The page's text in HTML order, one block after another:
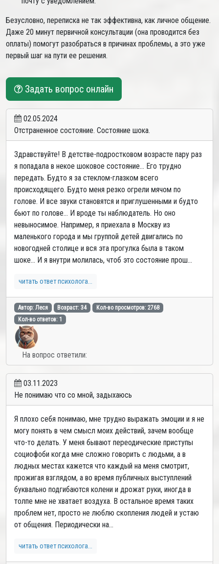
Безусловно, переписка не так эффективна, как личное общение.
Даже 20 минут первичной консультации (она проводится без
оплаты) помогут разобраться в причинах проблемы, а это уже
первый шаг на пути ее решения.
Задать вопрос онлайн
02.05.2024
Отстраненное состояние. Состояние шока.
Здравствуйте! В детстве-подростковом возрасте пару раз
я попадала в некое шоковое состояние... Его трудно
передать. Будто я за стеклом-глазком всего
происходящего. Будто меня резко огрели мячом по
голове. И все звуки становятся и приглушенными и будто
бьют по голове... И вроде ты наблюдатель. Но оно
невыносимое. Например, я приехала в Москву из
маленького города и мы группой детей двигались по
новогодней столице и вся эта прогулка была в таком
шоке... И я внутри молилась, чтоб это состояние прош...
читать ответ психолога...
Автор: Леся Возраст: 34
Кол-во просмотров: 2768
Кол-во ответов: 1
На вопрос ответили:
03.11.2023
Не понимаю что со мной, задыхаюсь
Я плохо себя понимаю, мне трудно выражать эмоции и я не
могу понять в чем смысл моих действий, зачем вообще
что-то делать. У меня бывают переодические приступы
социофоби когда мне сложно говорить с людьми, а в
людных местах кажется что каждый на меня смотрит,
прожигая взглядом, а во время публичных выступлений
буквально подгибаются колени и дрожат руки, иногда в
толпе мне не хватает воздуха. В остальное время таких
проблем нет, просто не люблю скопления людей и устаю
от общения. Периодически на...
читать ответ психолога...